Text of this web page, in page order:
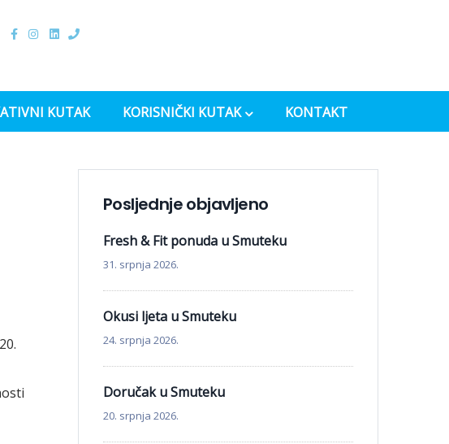
KUTAK KORISNIČKI KUTAK KONTAKT
Posljednje objavljeno
Fresh & Fit ponuda u Smuteku
31. srpnja 2026.
Okusi ljeta u Smuteku
24. srpnja 2026.
Doručak u Smuteku
20. srpnja 2026.